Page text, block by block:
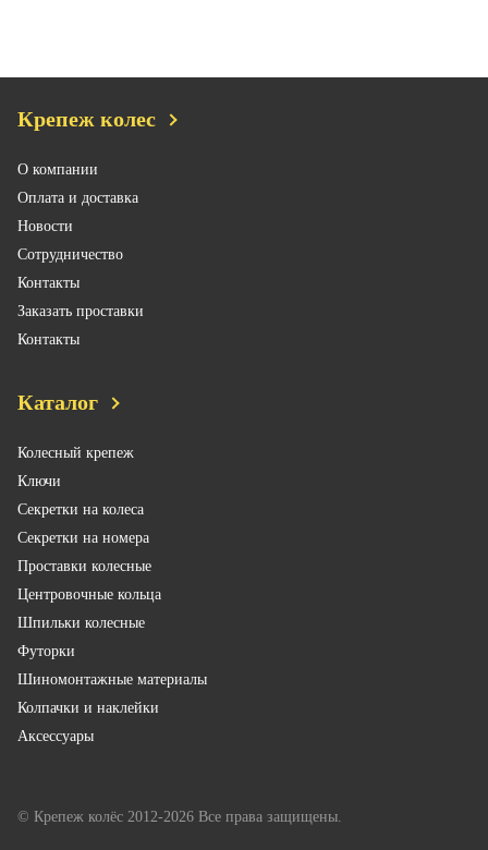
Крепеж колес
О компании
Оплата и доставка
Новости
Сотрудничество
Контакты
Заказать проставки
Контакты
Каталог
Колесный крепеж
Ключи
Секретки на колеса
Секретки на номера
Проставки колесные
Центровочные кольца
Шпильки колесные
Футорки
Шиномонтажные материалы
Колпачки и наклейки
Аксессуары
© Крепеж колёс 2012-2026 Все права защищены.